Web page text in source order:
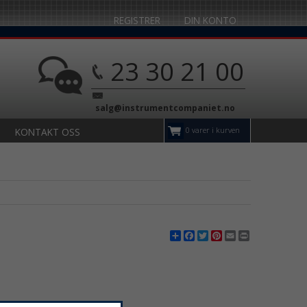
REGISTRER DIN KONTO
23 30 21 00
salg@instrumentcompaniet.no
KONTAKT OSS 0 varer i kurven
ShareFacebook
Twitter
Pinterest
Email